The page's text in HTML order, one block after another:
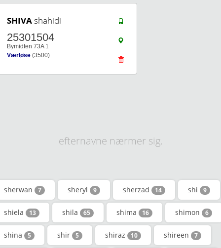
SHIVAshahidi
25301504
Bymidten 73A 1
Værløse (3500)
efternavne nærmer sig.
sherwan 7 sheryl 9 sherzad 14 shi 9
shiela 13 shila 65 shima 16 shimon 6
shina 5 shir 5 shiraz 10 shireen 7